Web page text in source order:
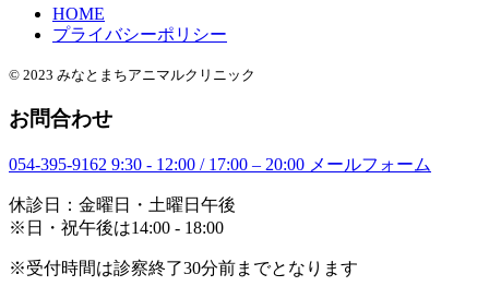
HOME
プライバシーポリシー
© 2023 みなとまちアニマルクリニック
お問合わせ
054-395-9162 9:30 - 12:00 / 17:00 – 20:00 メールフォーム
休診日：金曜日・土曜日午後
※日・祝午後は14:00 - 18:00
※受付時間は診察終了30分前までとなります